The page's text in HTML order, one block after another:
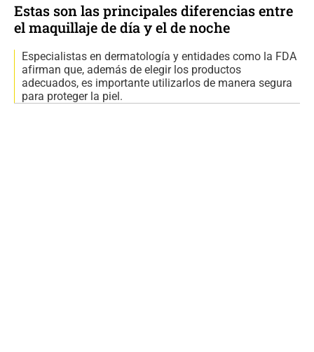
Estas son las principales diferencias entre
el maquillaje de día y el de noche
Especialistas en dermatología y entidades como la FDA
afirman que, además de elegir los productos
adecuados, es importante utilizarlos de manera segura
para proteger la piel.